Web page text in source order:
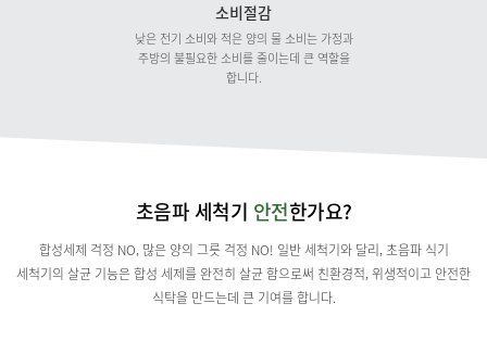
소비절감
낮은 전기 소비와 적은 양의 물 소비는가정과
주방의 불필요한 소비를 줄이는데 큰 역할을
합니다.
초음파세척기 안전한가요?
합성세제 걱정 NO, 많은 양의 그릇 걱정 NO! 일반 세척기와 달리, 초음파 식기
세척기의 살균 기능은 합성 세제를 완전히 살균 함으로써 친환경적, 위생적이고 안전한
식탁을 만드는데 큰 기여를 합니다.